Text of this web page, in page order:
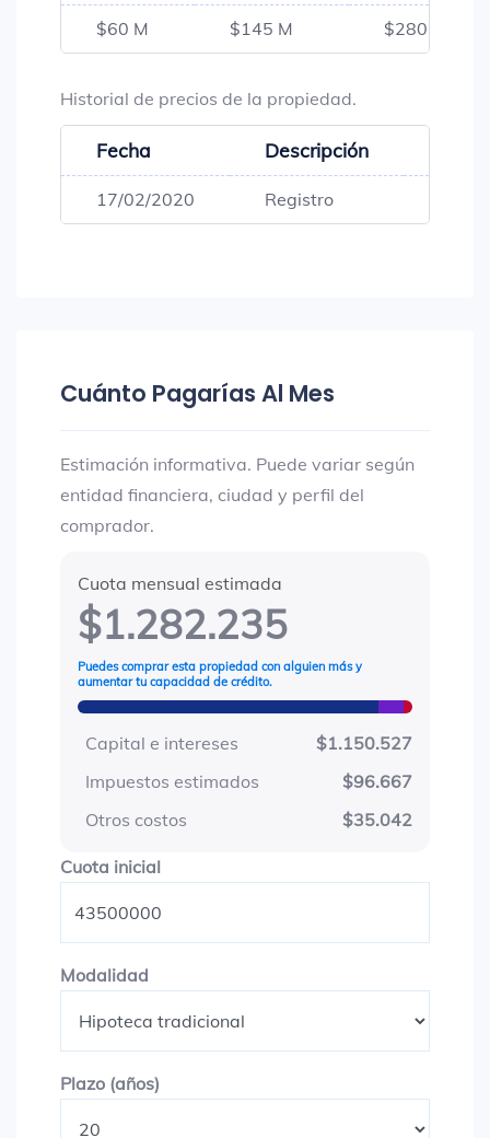
$60 M $145 M $280 M
Historial de precios de la propiedad.
Fecha Descripción
17/02/2020 Registro
Cuánto Pagarías Al Mes
Estimación informativa. Puede variar según
entidad financiera, ciudad y perfil del
comprador.
Cuota mensual estimada
$1.282.235
Puedes comprar esta propiedad con alguien más y
aumentar tu capacidad de crédito.
Capital e intereses
$1.150.527
Impuestos estimados
$96.667
Otros costos
$35.042
Cuota inicialCuota inicial
Modalidad
Plazo (años)